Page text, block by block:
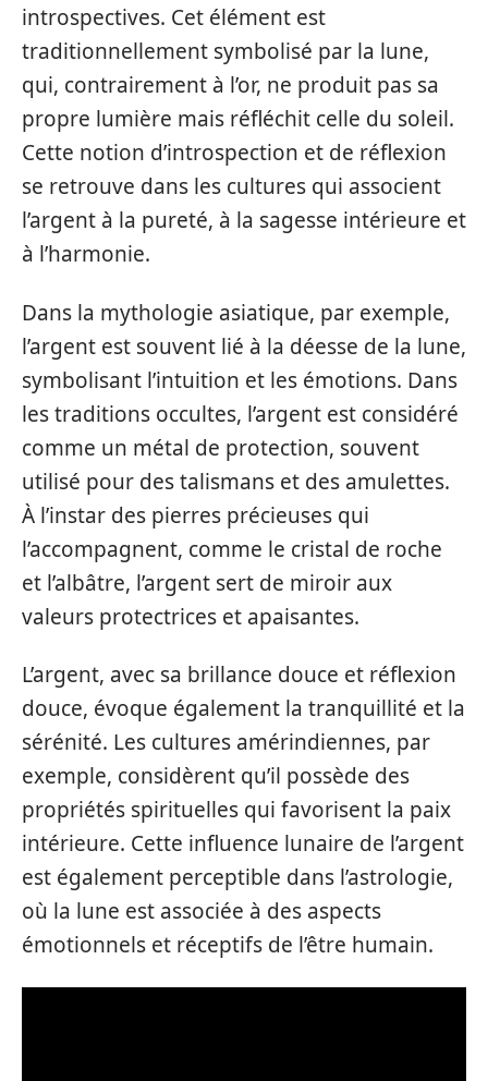
introspectives. Cet élément est
traditionnellement symbolisé par la lune,
qui, contrairement à l’or, ne produit pas sa
propre lumière mais réfléchit celle du soleil.
Cette notion d’introspection et de réflexion
se retrouve dans les cultures qui associent
l’argent à la pureté, à la sagesse intérieure et
à l’harmonie.
Dans la mythologie asiatique, par exemple,
l’argent est souvent lié à la déesse de la lune,
symbolisant l’intuition et les émotions. Dans
les traditions occultes, l’argent est considéré
comme un métal de protection, souvent
utilisé pour des talismans et des amulettes.
À l’instar des pierres précieuses qui
l’accompagnent, comme le cristal de roche
et l’albâtre, l’argent sert de miroir aux
valeurs protectrices et apaisantes.
L’argent, avec sa brillance douce et réflexion
douce, évoque également la tranquillité et la
sérénité. Les cultures amérindiennes, par
exemple, considèrent qu’il possède des
propriétés spirituelles qui favorisent la paix
intérieure. Cette influence lunaire de l’argent
est également perceptible dans l’astrologie,
où la lune est associée à des aspects
émotionnels et réceptifs de l’être humain.